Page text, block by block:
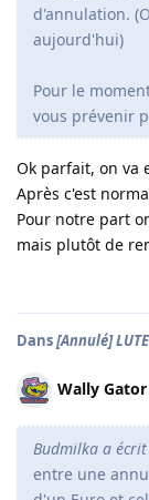
d'annulation.
aujourd'hui)
Pour le
vous prévenir
Ok parfait, on va
Après c'est
Pour notre part
mais plutôt de
Dans[Annulé]
Wally Gator
Budmilka a écrit
entre une